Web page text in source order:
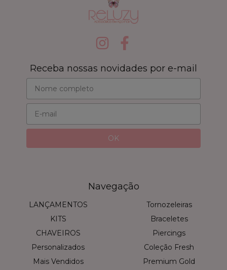
Receba nossas novidades por e-mail
Navegação
LANÇAMENTOS
KITS
CHAVEIROS
Personalizados
Mais Vendidos
Tornozeleiras
Braceletes
Piercings
Coleção Fresh
Premium Gold